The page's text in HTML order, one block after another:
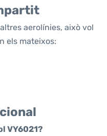
aerolínies, això vol
els mateixos:
VY6021?